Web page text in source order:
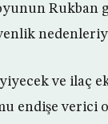
Rukban
ve ilaç
endişe